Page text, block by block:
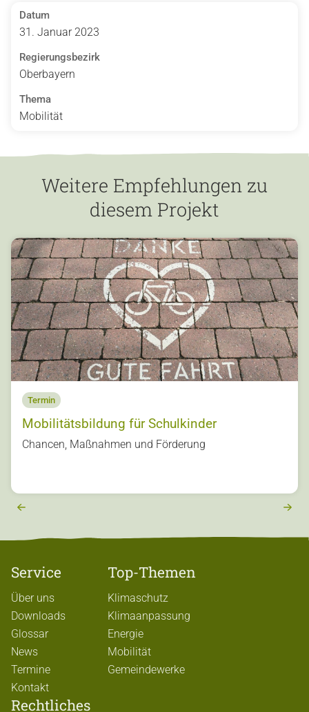
Datum
31. Januar 2023
Regierungsbezirk
Oberbayern
Thema
Mobilität
Weitere Empfehlungen zu
diesem Projekt
r
u
Termin
Mobilitätsbildung für Schulkinder
Chancen, Maßnahmen und Förderung
Service
Über uns
Downloads
Glossar
News
Termine
Kontakt
Top-Themen
Klimaschutz
Klimaanpassung
Energie
Mobilität
Gemeindewerke
Rechtliches